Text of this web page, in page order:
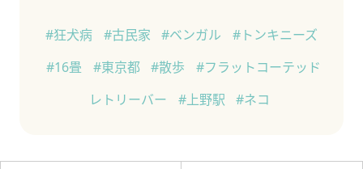
#狂犬病 #古民家 #ベンガル
#トンキニーズ
#16畳
#東京都 #散歩
#フラットコーテッド
レトリーバー
#上野駅 #ネコ